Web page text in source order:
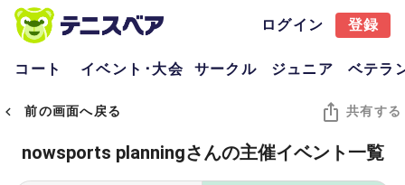
ログイン 登録
コート イベント･大会 サークル ジュニア ベテラ
前の画面へ戻る 共有する
nowsports planningさんの主催イベント一覧